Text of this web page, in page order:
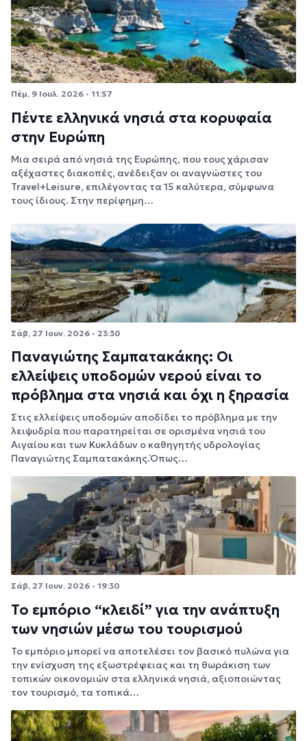
Πέμ, 9 Ιουλ. 2026 - 11:57
Πέντε ελληνικά νησιά στα κορυφαία
στην Ευρώπη
Μια σειρά από νησιά της Ευρώπης, που τους χάρισαν
αξέχαστες διακοπές, ανέδειξαν οι αναγνώστες του
Travel+Leisure, επιλέγοντας τα 15 καλύτερα, σύμφωνα
τους ίδιους. Στην περίφημη…
Σάβ, 27 Ιουν. 2026 - 23:30
Παναγιώτης Σαμπατακάκης: Οι
ελλείψεις υποδομών νερού είναι το
πρόβλημα στα νησιά και όχι η ξηρασία
Στις ελλείψεις υποδομών αποδίδει το πρόβλημα με την
λειψυδρία που παρατηρείται σε ορισμένα νησιά του
Αιγαίου και των Κυκλάδων ο καθηγητής υδρολογίας
Παναγιώτης Σαμπατακάκης.Όπως…
Σάβ, 27 Ιουν. 2026 - 19:30
Το εμπόριο “κλειδί” για την ανάπτυξη
των νησιών μέσω του τουρισμού
Το εμπόριο μπορεί να αποτελέσει τον βασικό πυλώνα για
την ενίσχυση της εξωστρέφειας και τη θωράκιση των
τοπικών οικονομιών στα ελληνικά νησιά, αξιοποιώντας
τον τουρισμό, τα τοπικά…